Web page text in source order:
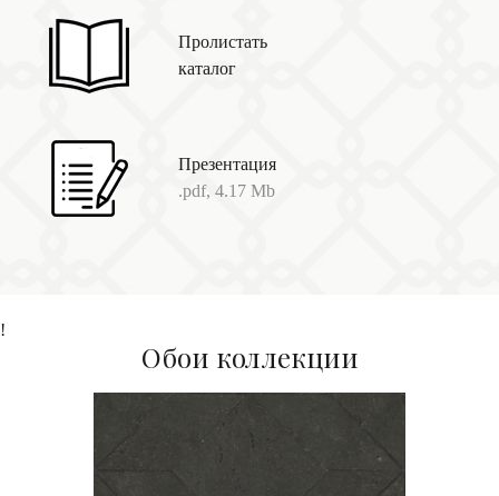
Пролистать
каталог
Презентация
.pdf, 4.17 Mb
!
Обои коллекции